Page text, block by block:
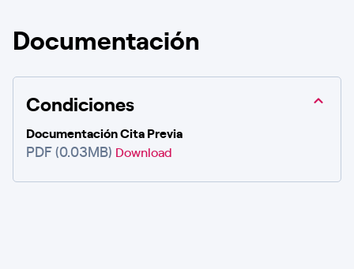
Documentación
Condiciones
Documentación Cita Previa
PDF (0.03MB) Download